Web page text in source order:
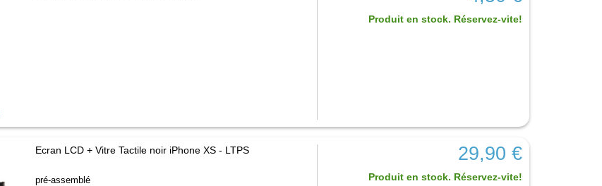
Produit en stock. Réservez-vite!
Ecran LCD + Vitre Tactile noir iPhone XS - LTPS
pré-assemblé
29,90 €
Produit en stock. Réservez-vite!